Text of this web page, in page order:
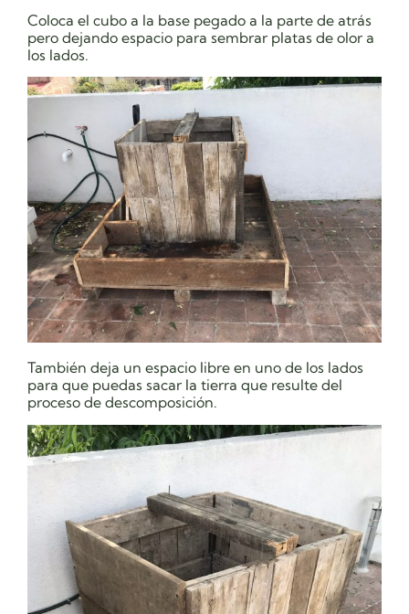
Coloca el cubo a la base pegado a la parte de atrás
pero dejando espacio para sembrar platas de olor a
los lados.
También deja un espacio libre en uno de los lados
para que puedas sacar la tierra que resulte del
proceso de descomposición.